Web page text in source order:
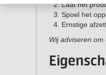
Laat het
Spoel het
Ernstige
Wij adviseren